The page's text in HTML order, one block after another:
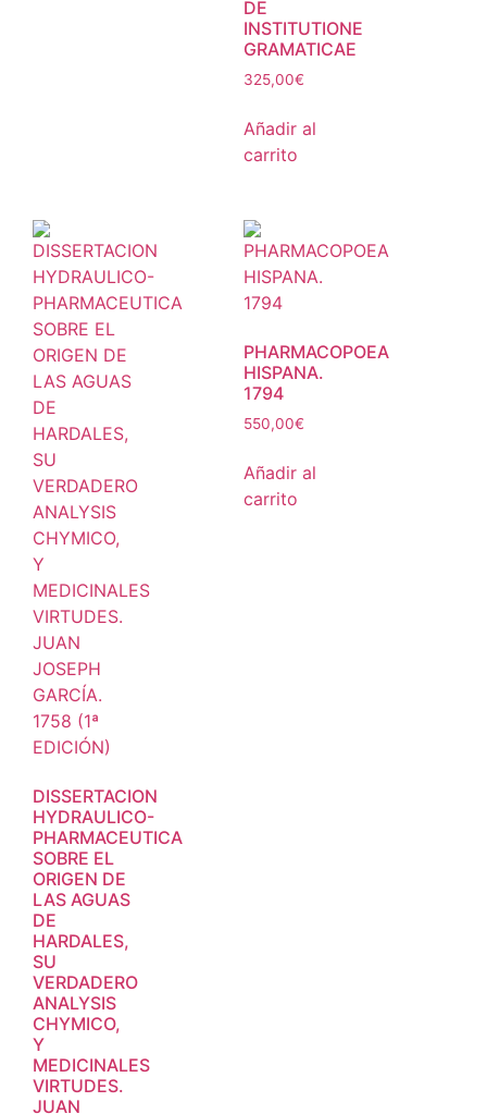
DE
INSTITUTIONE
GRAMATICAE
325,00€
Añadir al
carrito
DISSERTACION
HYDRAULICO-
PHARMACEUTICA
SOBRE EL
ORIGEN DE
LAS AGUAS
DE
HARDALES,
SU
VERDADERO
ANALYSIS
CHYMICO,
Y
MEDICINALES
VIRTUDES.
JUAN
PHARMACOPOEA
HISPANA.
1794
550,00€
Añadir al
carrito